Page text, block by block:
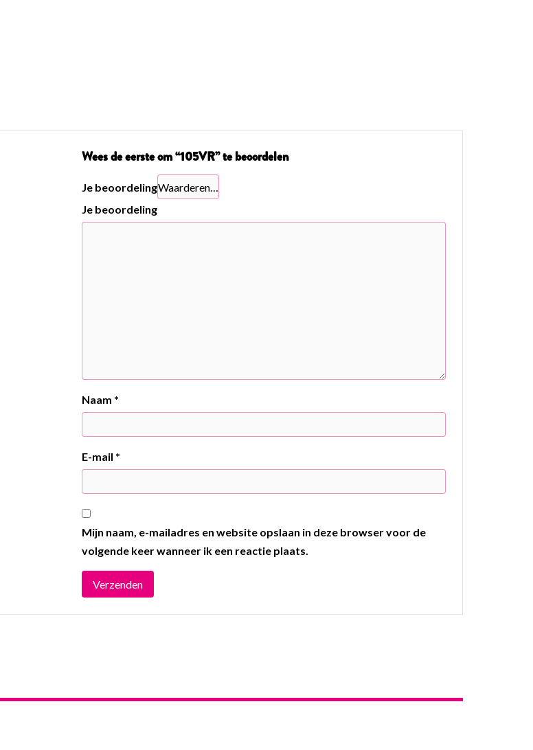
Wees de eerste om “105VR” te beoordelen
Je beoordeling
Je beoordeling
Naam *
E-mail *
Mijn naam, e-mailadres en website opslaan in deze browser voor de
volgende keer wanneer ik een reactie plaats.